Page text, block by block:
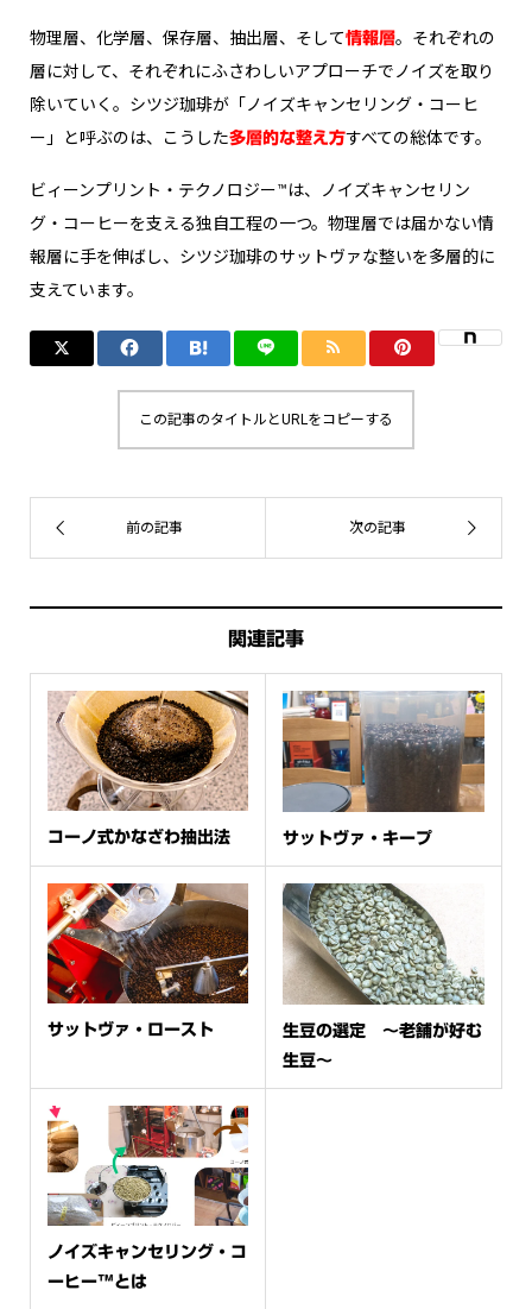
物理層、化学層、保存層、抽出層、そして情報層。それぞれの
層に対して、それぞれにふさわしいアプローチでノイズを取り
除いていく。シツジ珈琲が「ノイズキャンセリング・コーヒ
ー」と呼ぶのは、こうした多層的な整え方すべての総体です。
ビィーンプリント・テクノロジー™は、ノイズキャンセリン
グ・コーヒーを支える独自工程の一つ。物理層では届かない情
報層に手を伸ばし、シツジ珈琲のサットヴァな整いを多層的に
支えています。
この記事のタイトルとURLをコピーする
関連記事
コーノ式かなざわ抽出法 サットヴァ・キープ
サットヴァ・ロースト
生豆の選定 〜老舗が好む
生豆〜
ノイズキャンセリング・コ
ーヒー™とは